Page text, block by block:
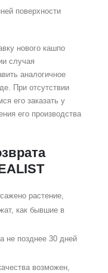
поверхности
нового кашпо
случая
аналогичное
При отсутствии
его заказать у
его производства
растение,
как бывшие в
не позднее 30 дней
возможен,